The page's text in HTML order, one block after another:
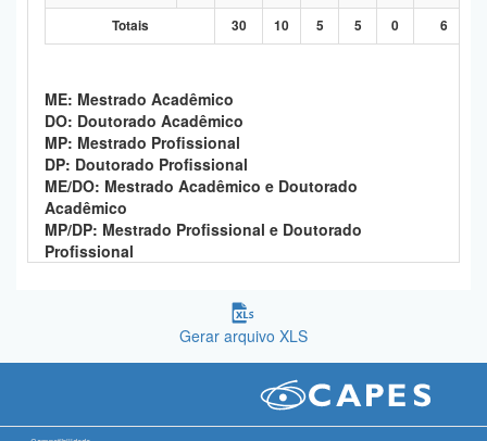
Totais 30 10 5 5 0 6
ME: Mestrado Acadêmico
DO: Doutorado Acadêmico
MP: Mestrado Profissional
DP: Doutorado Profissional
ME/DO: Mestrado Acadêmico e Doutorado
Acadêmico
MP/DP: Mestrado Profissional e Doutorado
Profissional
Gerar arquivo XLS